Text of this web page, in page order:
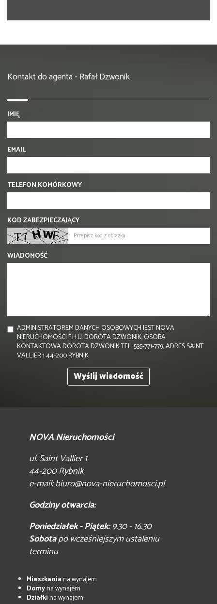
Kontakt do agenta - Rafał Dzwonik
IMIĘ
EMAIL
TELEFON KOMÓRKOWY
KOD ZABEZPIECZAJĄCY
WIADOMOŚĆ
ADMINISTRATOREM DANYCH OSOBOWYCH JEST NOVA
NIERUCHOMOŚCI F.H.U. DOROTA DZWONIK, OSOBA
KONTAKTOWA DOROTA DZWONIK TEL. 535-771-779, ADRES SAINT
VALLIER 1 44-200 RYBNIK
NOVA Nieruchomości
ul. Saint Vallier 1
44-200 Rybnik
e-mail:biuro@nova-nieruchomosci.pl
Godziny otwarcia:
Poniedziałek - Piątek:9.30 - 16.30
Sobotapo wcześniejszym ustaleniu
terminu
Mieszkaniana wynajem
Domyna wynajem
Działkina wynajem